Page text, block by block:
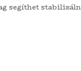
segíthet